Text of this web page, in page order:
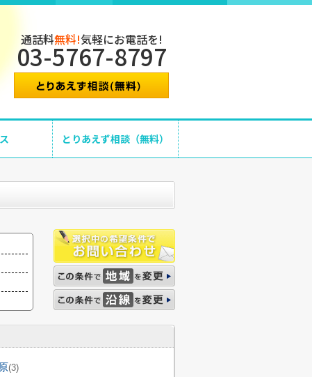
通話料無料!気軽にお電話を!
03-5767-8797
とりあえず相談（無料）
(3)